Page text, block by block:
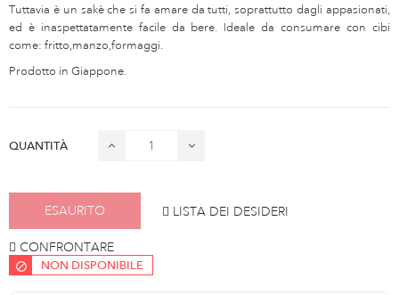
Tuttavia è un sakè che si fa amare da tutti, soprattutto dagli appasionati,
ed è inaspettatamente facile da bere. Ideale da consumare con cibi
come: fritto,manzo,formaggi.
Prodotto in Giappone.
QUANTITÀ
ESAURITO LISTA DEI DESIDERI
CONFRONTARE
NON DISPONIBILE